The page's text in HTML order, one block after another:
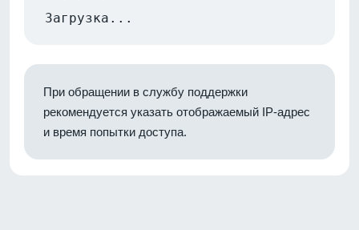
Загрузка...
При обращении в службу поддержки
рекомендуется указать отображаемый IP-адрес
и время попытки доступа.